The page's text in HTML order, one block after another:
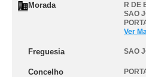
Morada R DE
SAO
Ver
Freguesia SAO
Concelho